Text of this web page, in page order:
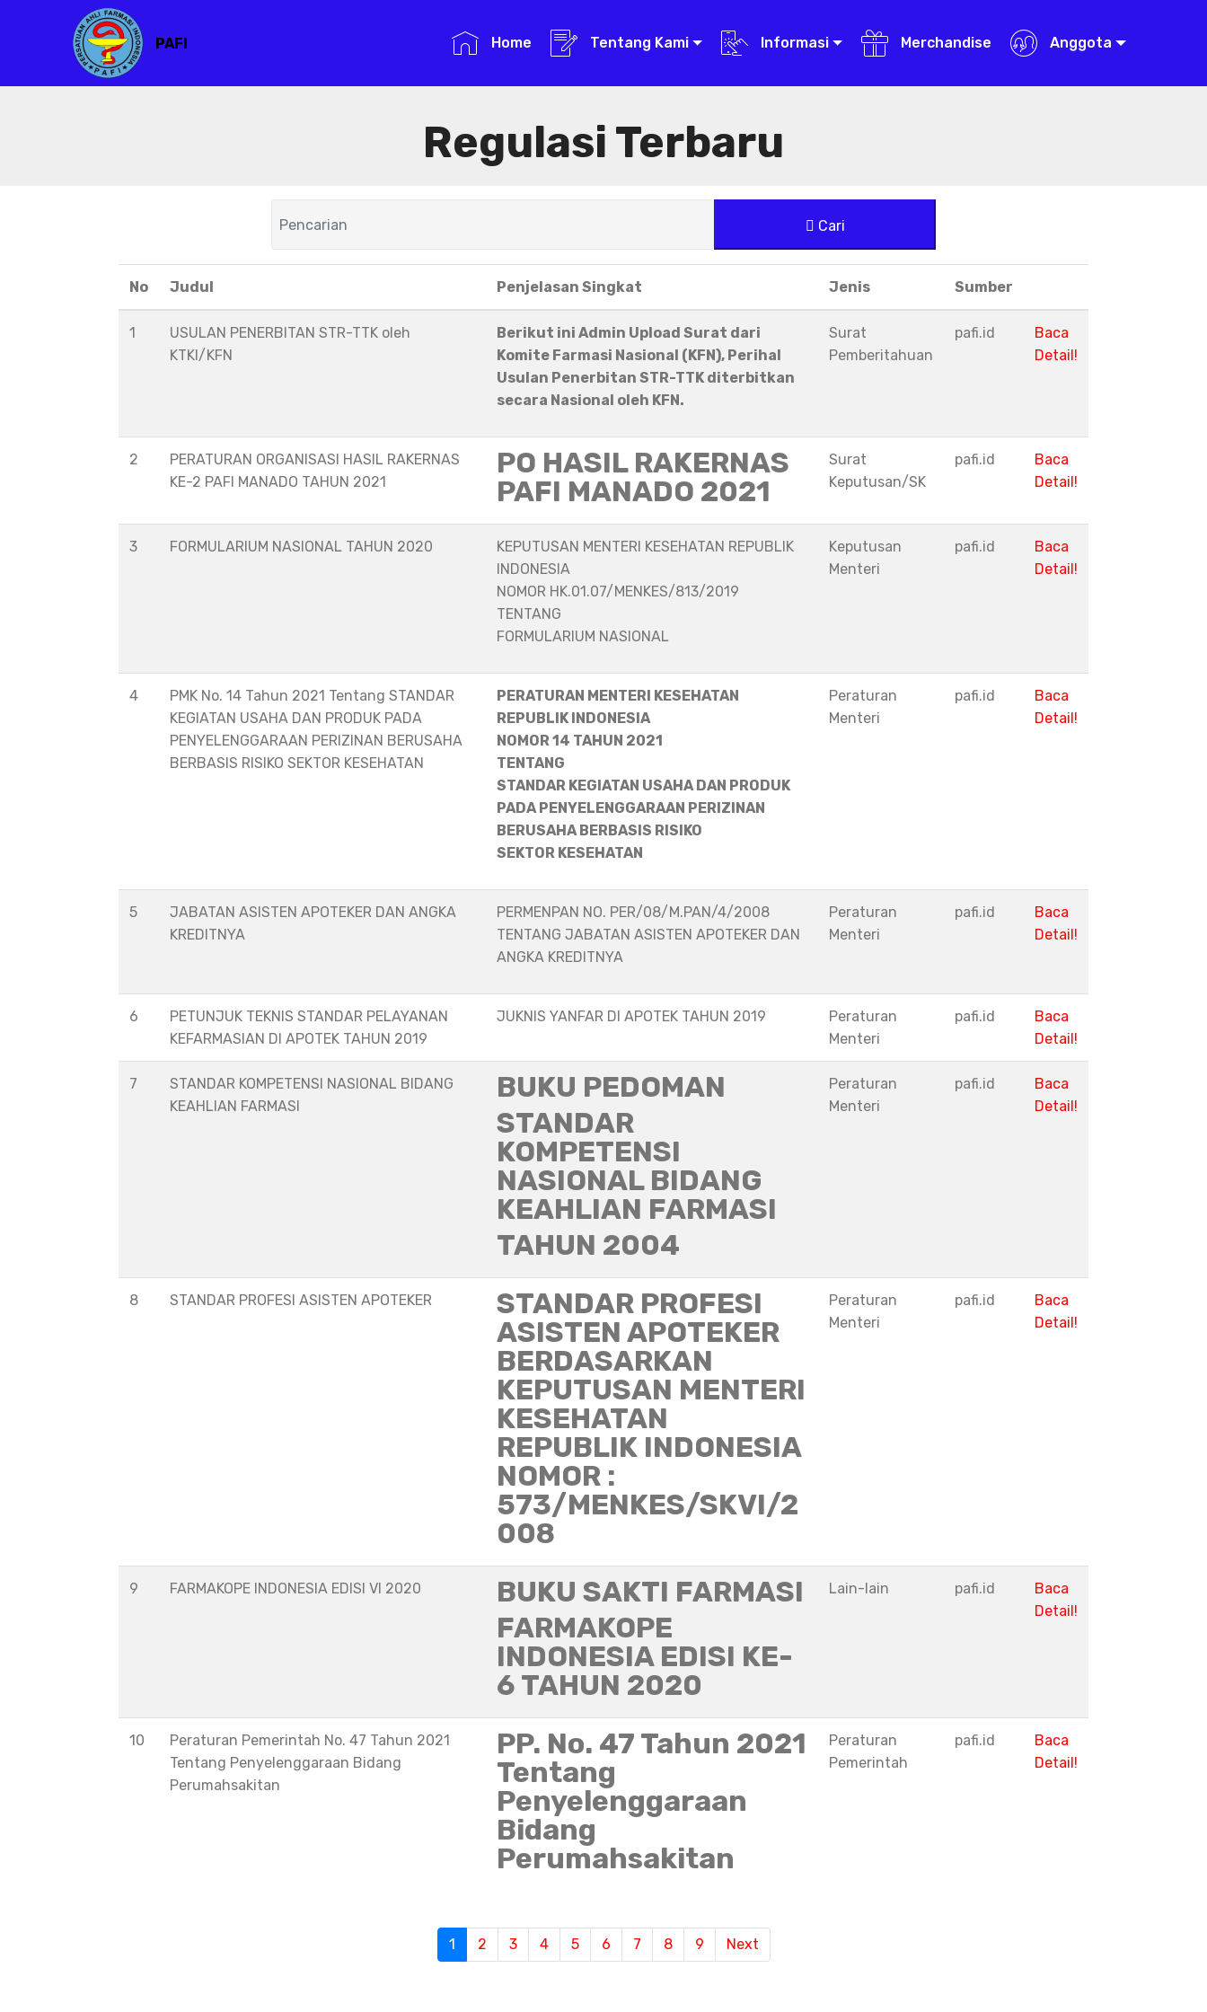
PAFI Home Tentang Kami Informasi Merchandise Anggota
Regulasi Terbaru
Cari
No Judul Penjelasan Singkat Jenis Sumber
1
USULAN PENERBITAN STR-TTK oleh
KTKI/KFN
Berikut ini Admin Upload Surat dari
Komite Farmasi Nasional (KFN), Perihal
Usulan Penerbitan STR-TTK diterbitkan
secara Nasional oleh KFN.
Surat
Pemberitahuan
pafi.id
Baca
Detail!
2
PERATURAN ORGANISASI HASIL RAKERNAS
KE-2 PAFI MANADO TAHUN 2021
PO HASIL RAKERNAS
PAFI MANADO 2021
Surat
Keputusan/SK
pafi.id
Baca
Detail!
3 FORMULARIUM NASIONAL TAHUN 2020
KEPUTUSAN MENTERI KESEHATAN REPUBLIK
INDONESIA
NOMOR HK.01.07/MENKES/813/2019
TENTANG
FORMULARIUM NASIONAL
Keputusan
Menteri
pafi.id
Baca
Detail!
4
PMK No. 14 Tahun 2021 Tentang STANDAR
KEGIATAN USAHA DAN PRODUK PADA
PENYELENGGARAAN PERIZINAN BERUSAHA
BERBASIS RISIKO SEKTOR KESEHATAN
PERATURAN MENTERI KESEHATAN
REPUBLIK INDONESIA
NOMOR 14 TAHUN 2021
TENTANG
STANDAR KEGIATAN USAHA DAN PRODUK
PADA PENYELENGGARAAN PERIZINAN
BERUSAHA BERBASIS RISIKO
SEKTOR KESEHATAN
Peraturan
Menteri
pafi.id
Baca
Detail!
5
JABATAN ASISTEN APOTEKER DAN ANGKA
KREDITNYA
PERMENPAN NO. PER/08/M.PAN/4/2008
TENTANG JABATAN ASISTEN APOTEKER DAN
ANGKA KREDITNYA
Peraturan
Menteri
pafi.id
Baca
Detail!
6
PETUNJUK TEKNIS STANDAR PELAYANAN
KEFARMASIAN DI APOTEK TAHUN 2019
JUKNIS YANFAR DI APOTEK TAHUN 2019
Peraturan
Menteri
pafi.id
Baca
Detail!
7
STANDAR KOMPETENSI NASIONAL BIDANG
KEAHLIAN FARMASI
BUKU PEDOMAN
STANDAR
KOMPETENSI
NASIONAL BIDANG
KEAHLIAN FARMASI
TAHUN 2004
Peraturan
Menteri
pafi.id
Baca
Detail!
8 STANDAR PROFESI ASISTEN APOTEKER
STANDAR PROFESI
ASISTEN APOTEKER
BERDASARKAN
KEPUTUSAN MENTERI
KESEHATAN
REPUBLIK INDONESIA
NOMOR :
573/MENKES/SKVI/2
008
Peraturan
Menteri
pafi.id
Baca
Detail!
9 FARMAKOPE INDONESIA EDISI VI 2020
BUKU SAKTI FARMASI
FARMAKOPE
INDONESIA EDISI KE-
6 TAHUN 2020
Lain-lain pafi.id
Baca
Detail!
10
Peraturan Pemerintah No. 47 Tahun 2021
Tentang Penyelenggaraan Bidang
Perumahsakitan
PP. No. 47 Tahun 2021
Tentang
Penyelenggaraan
Bidang
Perumahsakitan
Peraturan
Pemerintah
pafi.id
Baca
Detail!
1 (current)
2 3 4 5 6 7 8 9 Next
S